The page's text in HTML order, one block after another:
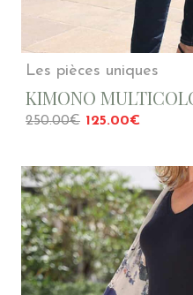
Les pièces uniques
KIMONO
250.00€ 125.00€